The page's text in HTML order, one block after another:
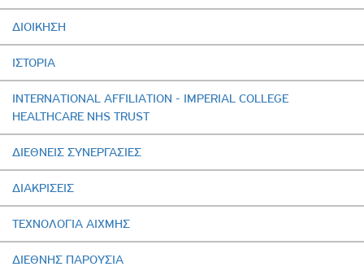
ΔΙΟΙΚΗΣΗ
ΙΣΤΟΡΙΑ
INTERNATIONAL AFFILIATION - IMPERIAL COLLEGE
HEALTHCARE NHS TRUST
ΔΙΕΘΝΕΙΣ ΣΥΝΕΡΓΑΣΙΕΣ
ΔΙΑΚΡΙΣΕΙΣ
ΤΕΧΝΟΛΟΓΙΑ ΑΙΧΜΗΣ
ΔΙΕΘΝΗΣ ΠΑΡΟΥΣΙΑ